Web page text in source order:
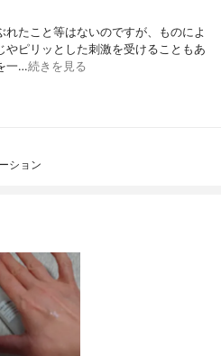
たこと等はないのですが、ものによ
やピリッとした刺激を受けることもあ
一…続きを見る
ション